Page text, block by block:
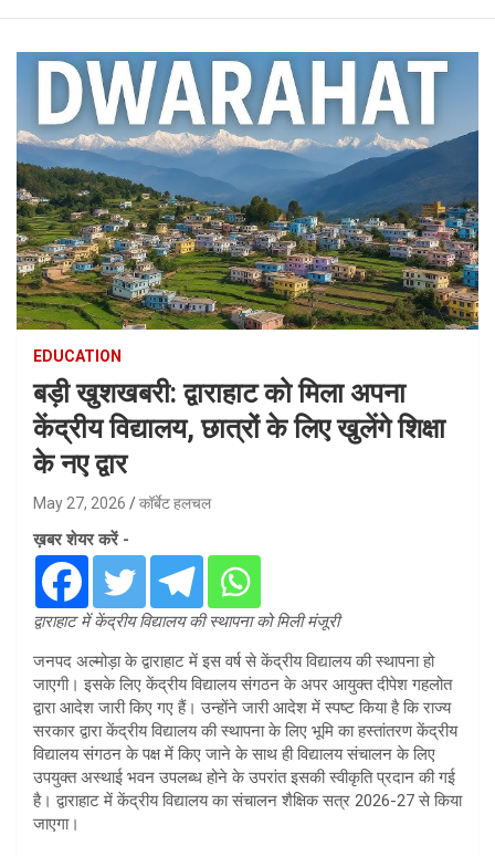
EDUCATION
​बड़ी खुशखबरी: द्वाराहाट को मिला अपना
केंद्रीय विद्यालय, छात्रों के लिए खुलेंगे शिक्षा
के नए द्वार
May 27, 2026 कॉर्बेट हलचल
ख़बर शेयर करें -
द्वाराहाट में केंद्रीय विद्यालय की स्थापना को मिली मंजूरी
जनपद अल्मोड़ा के द्वाराहाट में इस वर्ष से केंद्रीय विद्यालय की स्थापना हो
जाएगी। इसके लिए केंद्रीय विद्यालय संगठन के अपर आयुक्त दीपेश गहलोत
द्वारा आदेश जारी किए गए हैं। उन्होंने जारी आदेश में स्पष्ट किया है कि राज्य
सरकार द्वारा केंद्रीय विद्यालय की स्थापना के लिए भूमि का हस्तांतरण केंद्रीय
विद्यालय संगठन के पक्ष में किए जाने के साथ ही विद्यालय संचालन के लिए
उपयुक्त अस्थाई भवन उपलब्ध होने के उपरांत इसकी स्वीकृति प्रदान की गई
है। द्वाराहाट में केंद्रीय विद्यालय का संचालन शैक्षिक सत्र 2026-27 से किया
जाएगा।